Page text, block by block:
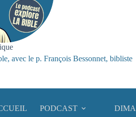
avec le p. François Bessonnet, bibliste
PODCAST